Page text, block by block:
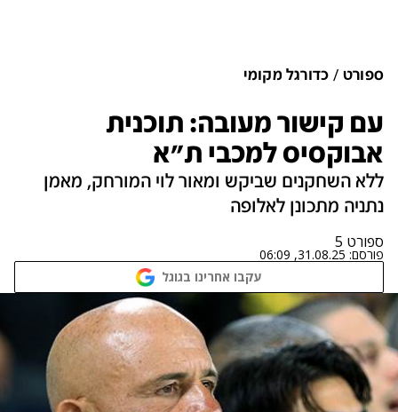
ספורט כדורגל מקומי
עם קישור מעובה: תוכנית
אבוקסיס למכבי ת"א
ללא השחקנים שביקש ומאור לוי המורחק, מאמן
נתניה מתכונן לאלופה
ספורט 5
פורסם: 31.08.25, 06:09
עקבו אחרינו בגוגל